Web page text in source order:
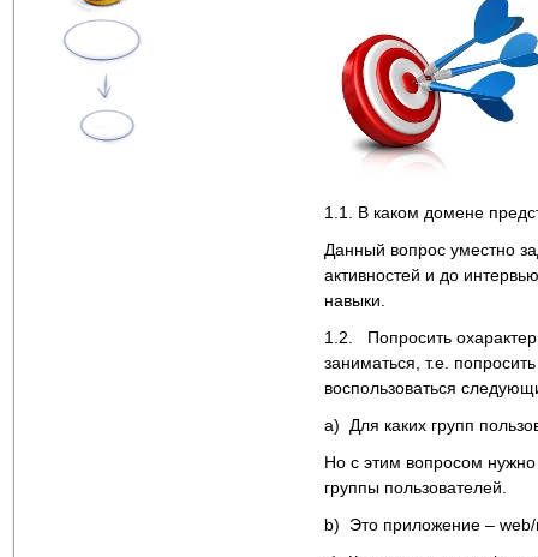
1.1. В каком домене
Данный вопрос уместно
активностей и до
навыки.
1.2. Попросить
заниматься, т.е.
воспользоваться
a) Для каких групп
Но с этим вопросом
группы пользователей.
b) Это приложение –